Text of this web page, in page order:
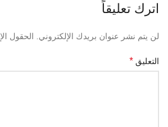
اترك تعليقاً
لن يتم نشر عنوان بريدك الإلكتروني. الحقول
التعليق *